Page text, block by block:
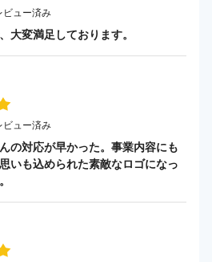
ュー済み
大変満足しております。
ュー済み
の対応が早かった。事業内容にも
いも込められた素敵なロゴになっ